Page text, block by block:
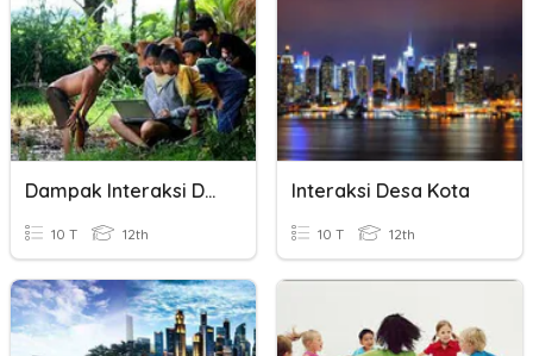
Dampak Interaksi Desa Kota
10 T 12th
Interaksi Desa Kota
10 T 12th